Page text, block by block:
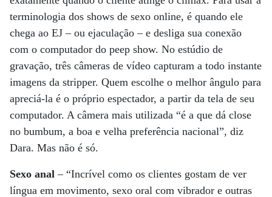
terminologia dos shows de sexo online, é quando ele
chega ao EJ – ou ejaculação – e desliga sua conexão
com o computador do peep show. No estúdio de
gravação, três câmeras de vídeo capturam a todo instante
imagens da stripper. Quem escolhe o melhor ângulo para
apreciá-la é o próprio espectador, a partir da tela de seu
computador. A câmera mais utilizada “é a que dá close
no bumbum, a boa e velha preferência nacional”, diz
Dara. Mas não é só.
Sexo anal – “Incrível como os clientes gostam de ver
língua em movimento, sexo oral com vibrador e outras